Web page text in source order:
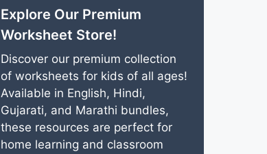
Explore Our Premium
Worksheet Store!
Discover our premium collection
of worksheets for kids of all ages!
Available in English, Hindi,
Gujarati, and Marathi bundles,
these resources are perfect for
home learning and classroom